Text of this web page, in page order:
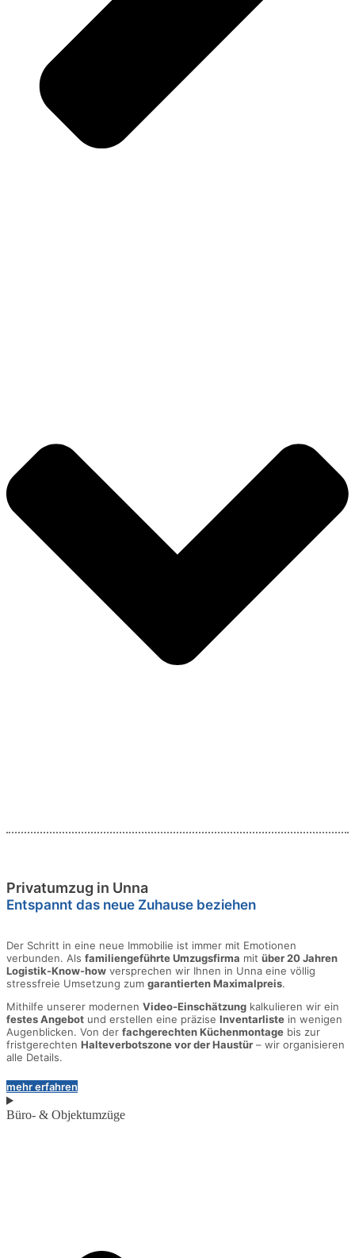
Privatumzug in Unna
Entspannt das neue Zuhause beziehen
Der Schritt in eine neue Immobilie ist immer mit Emotionen
verbunden. Als familiengeführte Umzugsfirma mit über 20 Jahren
Logistik-Know-how versprechen wir Ihnen in Unna eine völlig
stressfreie Umsetzung zum garantierten Maximalpreis.
Mithilfe unserer modernen Video-Einschätzung kalkulieren wir ein
festes Angebot und erstellen eine präzise Inventarliste in wenigen
Augenblicken. Von der fachgerechten Küchenmontage bis zur
fristgerechten Halteverbotszone vor der Haustür – wir organisieren
alle Details.
mehr erfahren
Büro- & Objektumzüge